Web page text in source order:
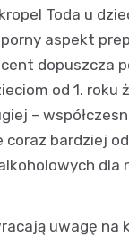
Toda u
aspekt
dopuszcza
od 1. roku
–
coraz bardziej
dla
uwagę na